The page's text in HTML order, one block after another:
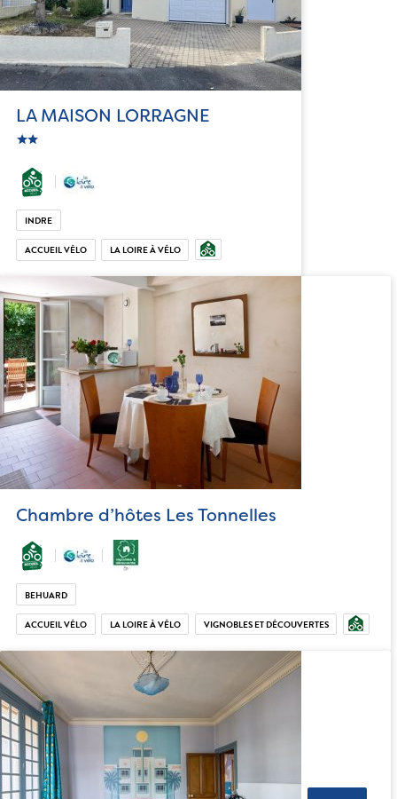
LA MAISON LORRAGNE
INDRE
ACCUEIL VÉLO LA LOIRE À VÉLO
Chambre d’hôtes Les Tonnelles
BEHUARD
ACCUEIL VÉLO LA LOIRE À VÉLO VIGNOBLES ET DÉCOUVERTES